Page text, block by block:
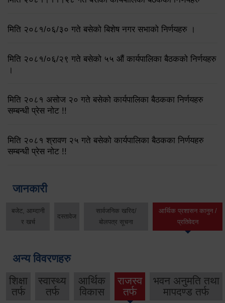
मिति २०८१/०६/३० गते बसेको बिशेष नगर सभाको निर्णयहरु ।
मिति २०८१/०६/२९ गते बसेको ५५ औं कार्यपालिका बैठकको निर्णयहरु
।
मिति २०८१ असोज २० गते बसेको कार्यपालिका बैठकका निर्णयहरु
सम्बन्धी प्रेस नोट !!
मिति २०८१ श्रावण २५ गते बसेको कार्यपालिका बैठकका निर्णयहरु
सम्बन्धी प्रेस नोट !!
जानकारी
बजेट, आम्दानी
र खर्च
दस्तावेज
सार्वजनिक खरिद/
बोलपत्र सूचना
आर्थिक प्रशासन कानुन /
प्रतिवेदन
अन्य विवरणहरु
शिक्षा
तर्फ
स्वास्थ्य
तर्फ
आर्थिक
विकास
राजस्व
तर्फ
भवन अनुमति तथा
मापदण्ड तर्फ